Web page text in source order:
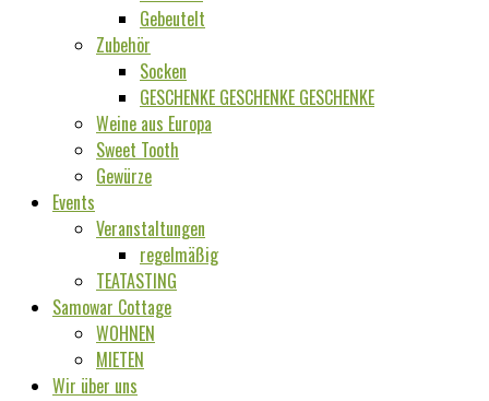
Gebeutelt
Zubehör
Socken
GESCHENKE GESCHENKE GESCHENKE
Weine aus Europa
Sweet Tooth
Gewürze
Events
Veranstaltungen
regelmäßig
TEATASTING
Samowar Cottage
WOHNEN
MIETEN
Wir über uns